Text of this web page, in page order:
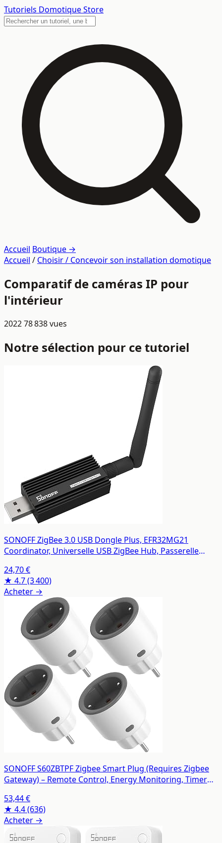
Tutoriels Domotique Store
Accueil Boutique →
Accueil / Choisir / Concevoir son installation domotique
Comparatif de caméras IP pour
l'intérieur
202278 838 vues
Notre sélection pour ce tutoriel
SONOFF ZigBee 3.0 USB Dongle Plus, EFR32MG21
Coordinator, Universelle USB ZigBee Hub, Passerelle
24,70 €
★ 4.7(3 400)
Acheter →
SONOFF S60ZBTPF Zigbee Smart Plug (Requires Zigbee
Gateway) – Remote Control, Energy Monitoring, Timer
Compatible with eWeLink App-4 Pack
53,44 €
★ 4.4(636)
Acheter →